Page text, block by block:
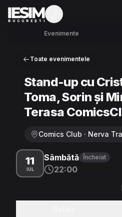
BUCUREȘTI Mod întunecat
Evenimente
Toate evenimentele
Stand-up cu
Toma, Sorin și
Terasa
Comics Club · Nerva
11
IUL
Sâmbătă Încheiat
22:00